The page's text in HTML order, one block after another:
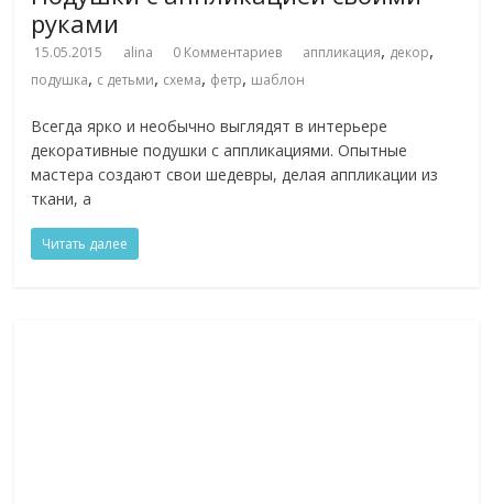
руками
15.05.2015 alina 0 Комментариев аппликация, декор,
подушка, с детьми, схема, фетр, шаблон
Всегда ярко и необычно выглядят в интерьере
декоративные подушки с аппликациями. Опытные
мастера создают свои шедевры, делая аппликации из
ткани, а
Читать далее